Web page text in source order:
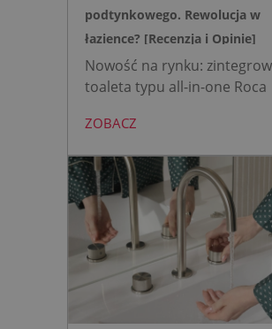
podtynkowego. Rewolucja w
łazience? [Recenzja i Opinie]
Nowość na rynku:
toaleta typu all-in-one Roca
montażu stelaża
Zyskujesz do 20 cm
łazience i o 15% cichsze
spłukiwanie dzięki
opartej na efekcie
Idealne rozwiązanie do
remontów bez kucia ścian.
ZOBACZ